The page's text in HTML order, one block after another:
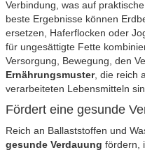
Verbindung, was auf
beste Ergebnisse können
ersetzen, Haferflocken oder
für ungesättigte Fette
Versorgung, Bewegung, den
Ernährungsmuster, die reich
verarbeiteten Lebensmitteln
Fördert eine gesunde
Reich an Ballaststoffen und
gesunde Verdauung fördern,